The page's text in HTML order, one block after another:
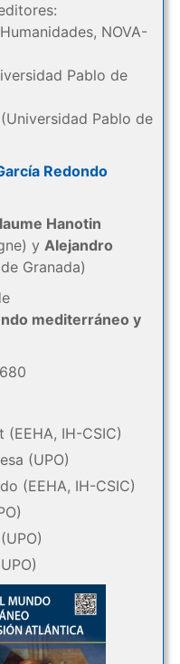
NOVA-
Pablo de
Pablo de
Redondo
Hanotin
y Alejandro
Granada)
mediterráneo y
IH-CSIC)
(UPO)
(EEHA, IH-CSIC)